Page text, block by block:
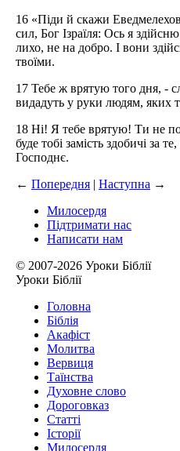
16 «Піди й скажи
сил, Бог Ізраїля: Ось я
лихо, не на добро. І вони
твоїми.
17 Тебе ж врятую того дня, -
видадуть у руки людям, яких
18 Ні! Я тебе врятую! Ти не
буде тобі замість здобичі за
Господнє.
← Попередня | Наступна →
Милосердя
Підтримати нас
Написати нам
© 2007-2026 Уроки Біблії
Уроки Біблії
Головна
Біблія
Акафіст
Молитва
Вервиця
Таїнства
Духовне слово
Дороговказ
Cтатті
Історії
Милосердя